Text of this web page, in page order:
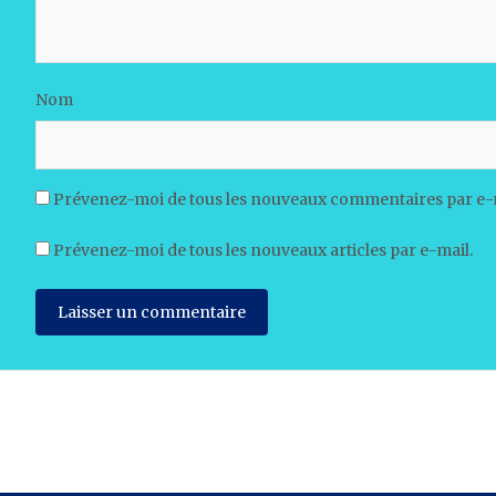
Nom
Prévenez-moi de tous les nouveaux commentaires par
Prévenez-moi de tous les nouveaux articles par e-mail.